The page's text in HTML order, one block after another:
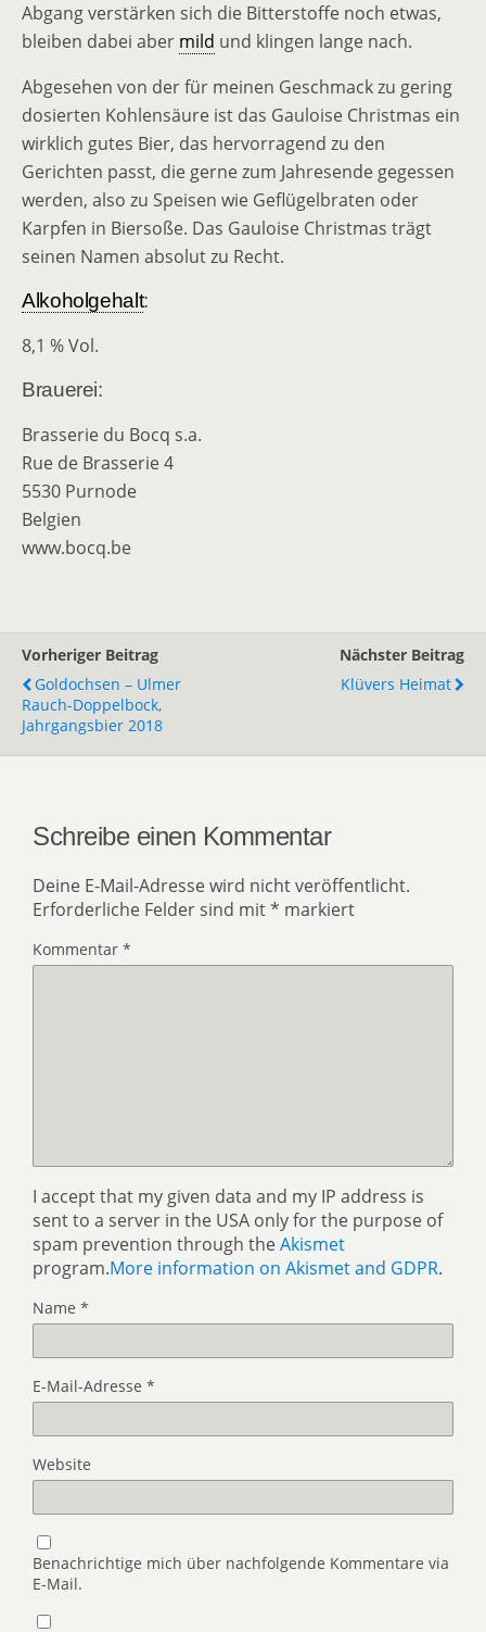
Abgang verstärken sich die Bitterstoffe noch etwas,
bleiben dabei aber mild und klingen lange nach.
Abgesehen von der für meinen Geschmack zu gering
dosierten Kohlensäure ist das Gauloise Christmas ein
wirklich gutes Bier, das hervorragend zu den
Gerichten passt, die gerne zum Jahresende gegessen
werden, also zu Speisen wie Geflügelbraten oder
Karpfen in Biersoße. Das Gauloise Christmas trägt
seinen Namen absolut zu Recht.
Alkoholgehalt:
8,1 % Vol.
Brauerei:
Brasserie du Bocq s.a.
Rue de Brasserie 4
5530 Purnode
Belgien
www.bocq.be
Vorheriger Beitrag
Goldochsen – Ulmer
Rauch-Doppelbock,
Jahrgangsbier 2018
Nächster Beitrag
Klüvers Heimat
Schreibe einen Kommentar
Deine E-Mail-Adresse wird nicht veröffentlicht.
Erforderliche Felder sind mit* markiert
Kommentar *
I accept that my given data and my IP address is
sent to a server in the USA only for the purpose of
spam prevention through theAkismet
program.More information on Akismet and GDPR.
Name *
E-Mail-Adresse *
Website
Benachrichtige mich über nachfolgende Kommentare via
E-Mail.